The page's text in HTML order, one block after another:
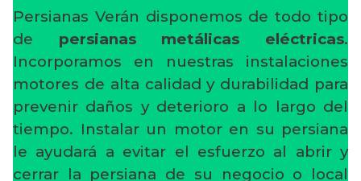
Persianas Verán disponemos de todo tipo
de persianas metálicas eléctricas.
Incorporamos en nuestras instalaciones
motores de alta calidad y durabilidad para
prevenir daños y deterioro a lo largo del
tiempo. Instalar un motor en su persiana
le ayudará a evitar el esfuerzo al abrir y
cerrar la persiana de su negocio o local